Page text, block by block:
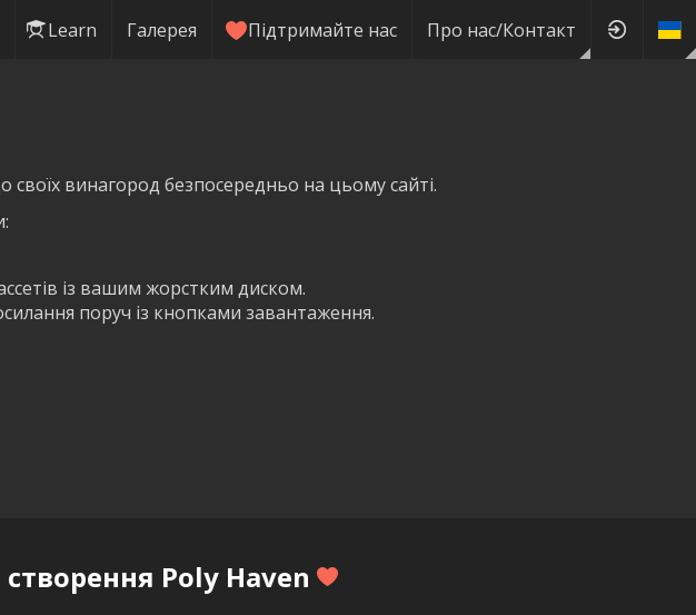
Learn Галерея Підтримайте нас Про нас/Контакт
винагород безпосередньо на цьому сайті.
із вашим жорстким диском.
поруч із кнопками завантаження.
створення Poly Haven